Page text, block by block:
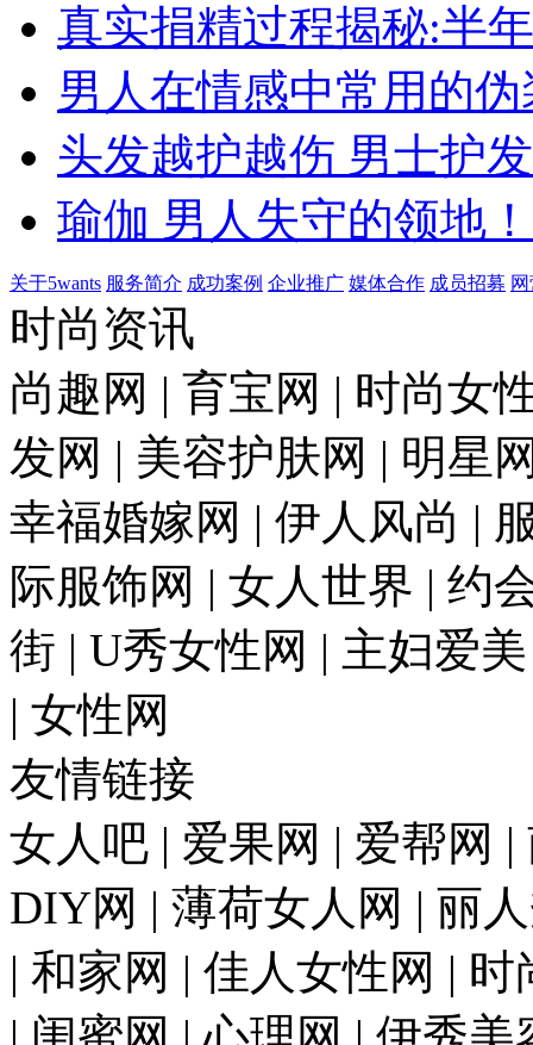
真实捐精过程揭秘:半
男人在情感中常用的
头发越护越伤 男士护
瑜伽 男人失守的领地！
关于5wants 服务简介 成功案例 企业推广 媒体合作 成员招募
时尚资讯
尚趣网 | 育宝网 | 时尚女
发网 | 美容护肤网 | 明星
幸福婚嫁网 | 伊人风尚 |
际服饰网 | 女人世界 | 约
街 | U秀女性网 | 主妇爱
| 女性网
友情链接
女人吧 | 爱果网 | 爱帮网
DIY网 | 薄荷女人网 | 丽
| 和家网 | 佳人女性网 |